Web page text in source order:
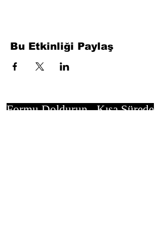
Bu Etkinliği Paylaş
Formu Doldurun. Kısa Sürede